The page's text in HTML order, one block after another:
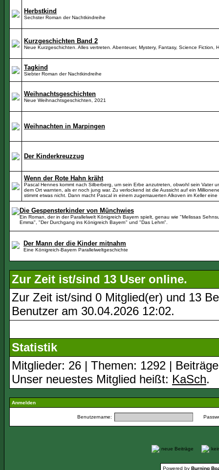
Herbstkind
Sechster Roman der Nachtkindreihe
Kurzgeschichten Band 2
Neue Kurzgeschichten. Alles vertreten. Abenteuer, Mystery, Fantasy, Science Fiction,
Tagkind
Siebter Roman der Nachtkindreihe
Weihnachtsgeschichten
Neue Weihnachtsgeschichten, 2021
Weihnachten in Marpingen
Der Kinderkreuzzug
Wenn der Rote Hahn kräht
Pascal Hennes kommt nach Silberberg, um sein Erbe anzutreten, obwohl sein Vater
dem Ort warnten, als er noch jung war. Zu verlockend ist die Aussicht auf ein
stimmt etwas nicht. Dann macht Pascal in einem zugemauerten Alkoven im Keller
Die Gespensterkinder von Münchwies
Ein Roman, der in der Parallelwelt Königreich Bayern spielt, genau wie "Melissas
Emma", "Der Durchgang ins Königreich Bayern" und "Das Lehm".
Der Mann der die Kinder mitnahm
Eine Königreich-Bayern Parallelweltgeschichte
Zur Zeit ist/sind 13 User online.
Zur Zeit ist/sind 0 Mitglied(er) und 13
Benutzer am 30.04.2026 12:02.
Statistik
Mitglieder: 26 | Themen: 1292 |
Unser neuestes Mitglied heißt: KaSch.
Anmelden
Benutzername:
neue Beiträge
Powered by Burning